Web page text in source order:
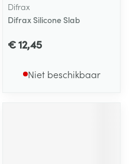
Difrax
Difrax Silicone Slab
€ 12,45
Niet beschikbaar